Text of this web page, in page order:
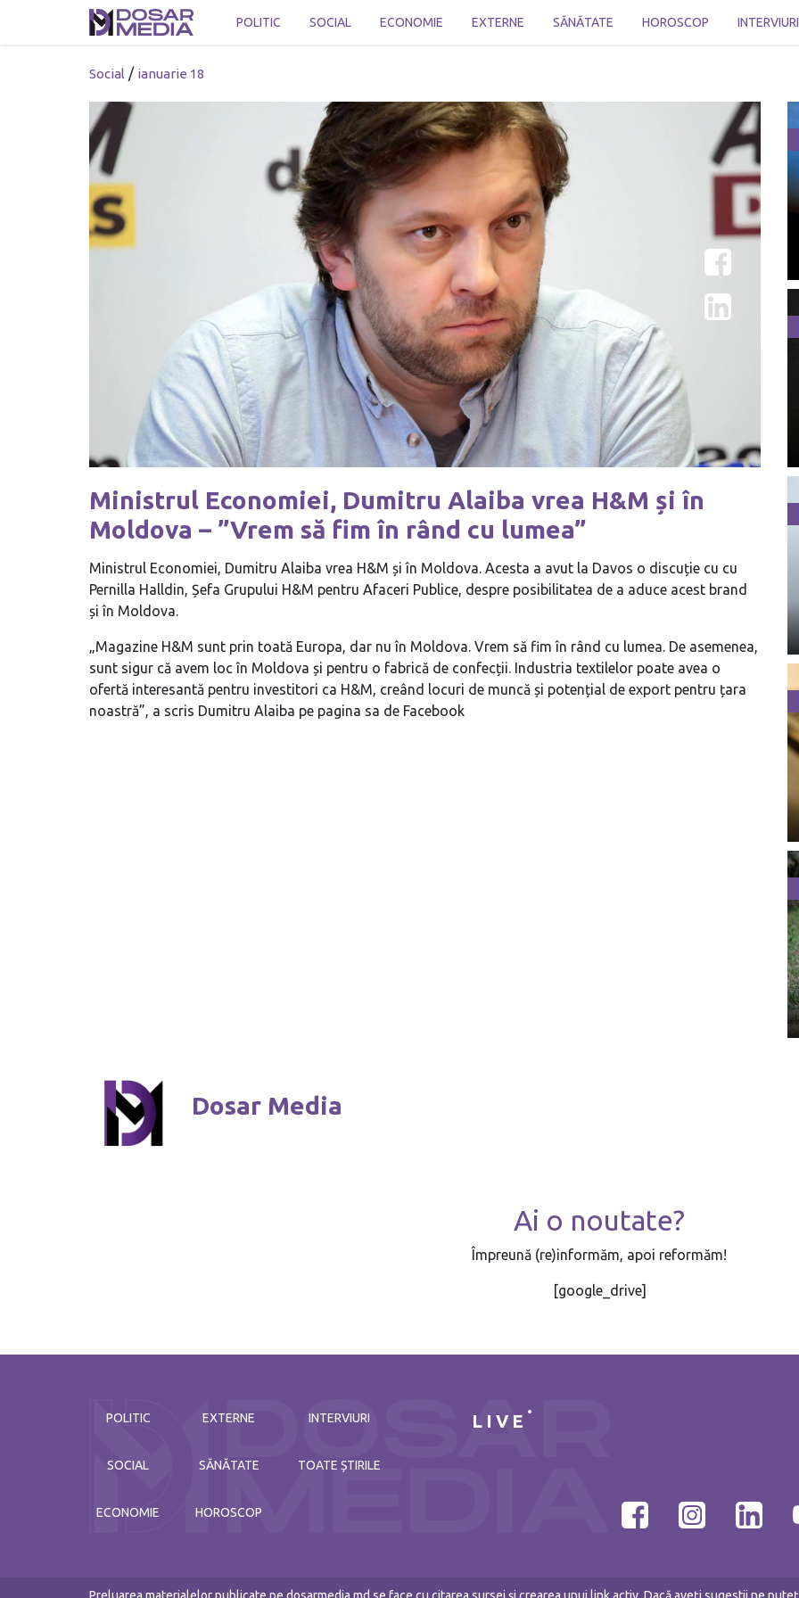
POLITIC SOCIAL ECONOMIE EXTERNE SĂNĂTATE HOROSCOP INTERVIURI
Social / ianuarie 18
Ministrul Economiei, Dumitru Alaiba vrea H&M și în
Moldova – ”Vrem să fim în rând cu lumea”
Ministrul Economiei, Dumitru Alaiba vrea H&M și în Moldova. Acesta a avut la Davos o discuție cu cu
Pernilla Halldin, Șefa Grupului H&M pentru Afaceri Publice, despre posibilitatea de a aduce acest brand
și în Moldova.
„Magazine H&M sunt prin toată Europa, dar nu în Moldova. Vrem să fim în rând cu lumea. De asemenea,
sunt sigur că avem loc în Moldova și pentru o fabrică de confecții. Industria textilelor poate avea o
ofertă interesantă pentru investitori ca H&M, creând locuri de muncă și potențial de export pentru țara
noastră”, a scris Dumitru Alaiba pe pagina sa de Facebook
Dosar Media
Ai o noutate?
Împreună (re)informăm, apoi reformăm!
[google_drive]
POLITIC
SOCIAL
ECONOMIE
EXTERNE
SĂNĂTATE
HOROSCOP
INTERVIURI
TOATE ȘTIRILE
LIVE